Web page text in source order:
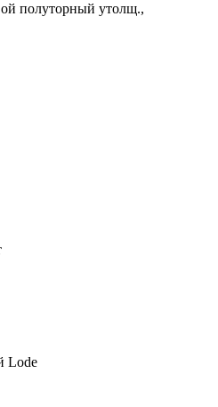
полуторный утолщ.,
Lode